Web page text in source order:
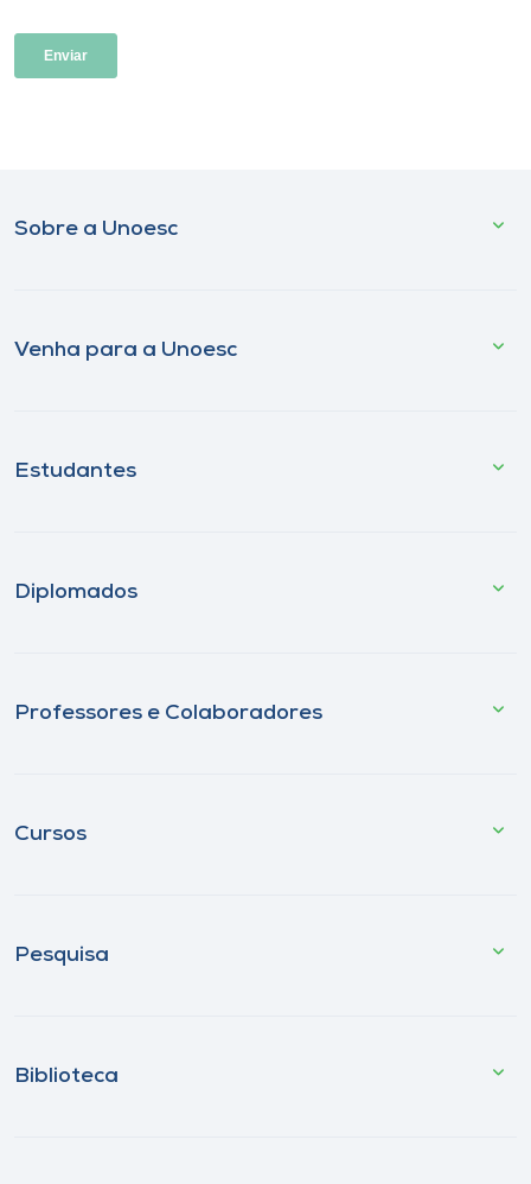
Sobre a Unoesc
Venha para a Unoesc
Estudantes
Diplomados
Professores e Colaboradores
Cursos
Pesquisa
Biblioteca